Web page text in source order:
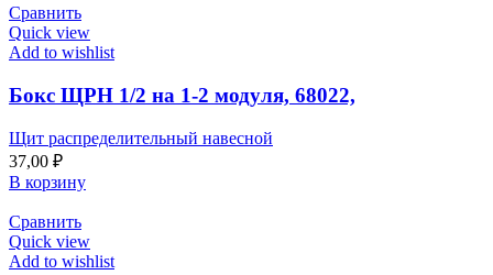
Сравнить
Quick view
Add to wishlist
Бокс ЩРН 1/2 на 1-2 модуля, 68022,
Щит распределительный навесной
37,00 ₽
В корзину
Сравнить
Quick view
Add to wishlist